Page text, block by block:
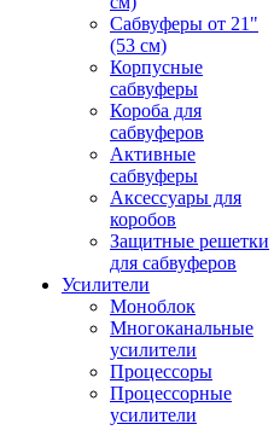
Сабвуферы от 21"
(53 см)
Корпусные
сабвуферы
Короба для
сабвуферов
Активные
сабвуферы
Аксессуары для
коробов
Защитные решетки
для сабвуферов
Усилители
Моноблок
Многоканальные
усилители
Процессоры
Процессорные
усилители